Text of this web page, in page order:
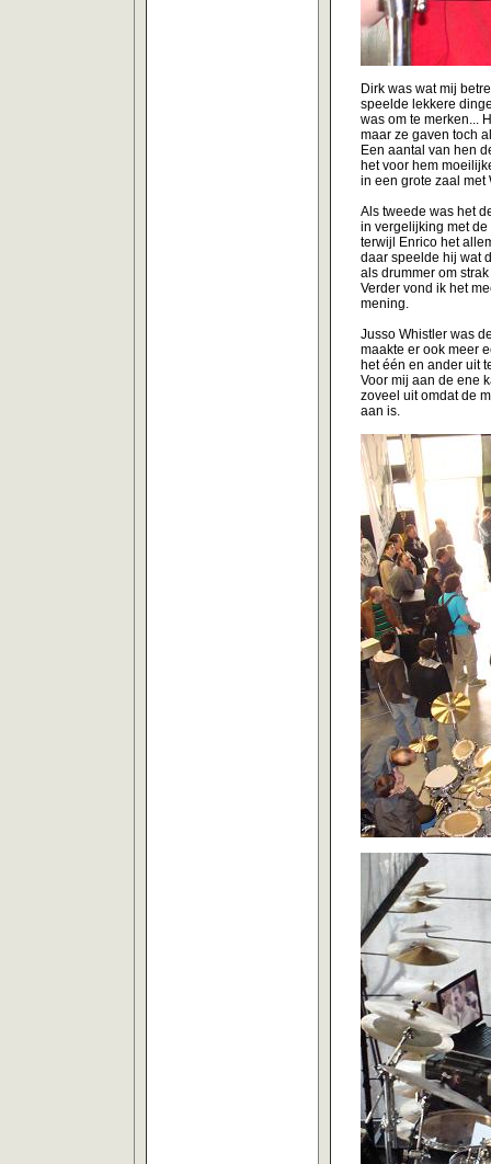
Dirk was wat mij
speelde lekkere
was om te merken...
maar ze gaven toch
Een aantal van hen
het voor hem
in een grote zaal met
Als tweede was het
in vergelijking met
terwijl Enrico het
daar speelde hij wat
als drummer om
Verder vond ik het
mening.
Jusso Whistler was
maakte er ook meer
het één en ander uit
Voor mij aan de ene
zoveel uit omdat de
aan is.